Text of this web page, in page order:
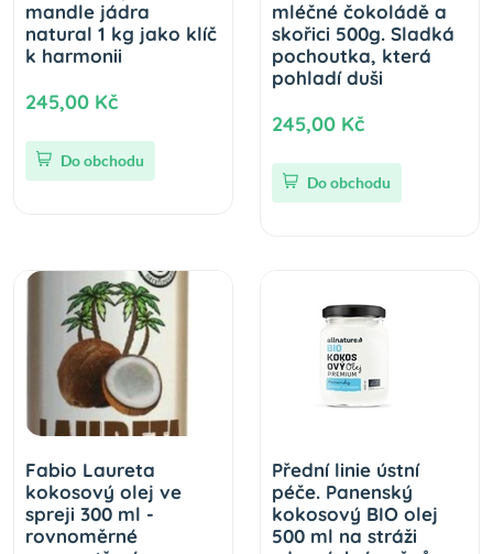
mandle jádra
natural 1 kg jako klíč
k harmonii
245,00 Kč
Do obchodu
mléčné čokoládě a
skořici 500g. Sladká
pochoutka, která
pohladí duši
245,00 Kč
Do obchodu
Fabio Laureta
kokosový olej ve
spreji 300 ml -
rovnoměrné
Přední linie ústní
péče. Panenský
kokosový BIO olej
500 ml na stráži